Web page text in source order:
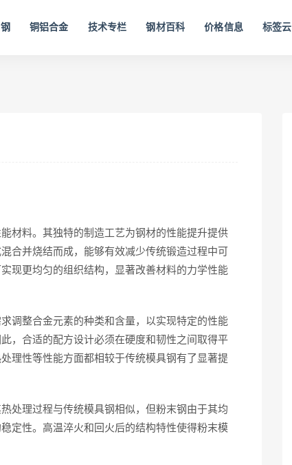
铜铝合金 技术专栏 钢材百科 价格信息 标签云
材料。其独特的制造工艺为钢材的性能提升提供
合并烧结而成，能够有效减少传统锻造过程中可
现更均匀的组织结构，显著改善材料的力学性能
整合金元素的种类和含量，以实现特定的性能
，合适的配方设计必须在硬度和韧性之间取得平
理性等性能方面都相较于传统模具钢有了显著提
理过程与传统模具钢相似，但粉末钢由于其均
定性。高温淬火和回火后的结构特性使得粉末模